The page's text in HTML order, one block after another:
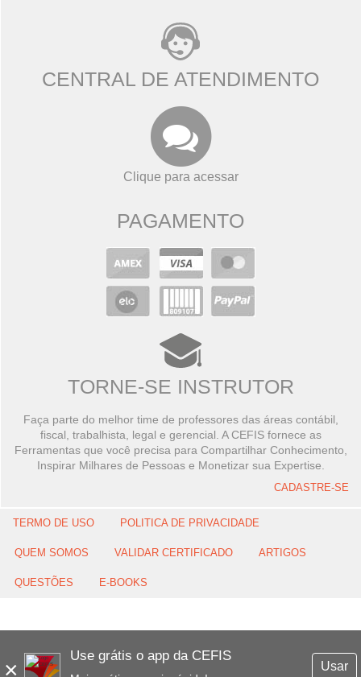
×
Use grátis o app da CEFIS
Usar
CENTRAL DE ATENDIMENTO
Clique para acessar
PAGAMENTO
TORNE-SE INSTRUTOR
Faça parte do melhor time de professores das áreas contábil,
fiscal, trabalhista, legal e gerencial. A CEFIS fornece as
Ferramentas que você precisa para Compartilhar Conhecimento,
Inspirar Milhares de Pessoas e Monetizar sua Expertise.
CADASTRE-SE
TERMO DE USO POLITICA DE PRIVACIDADE
QUEM SOMOS VALIDAR CERTIFICADO ARTIGOS
QUESTÕES E-BOOKS